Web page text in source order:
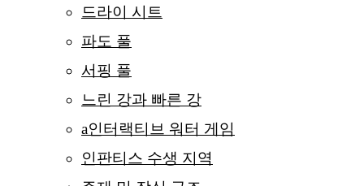
드라이 시트
파도 풀
서핑 풀
느린 강과 빠른 강
a인터랙티브 워터 게임
인판티스 수생 지역